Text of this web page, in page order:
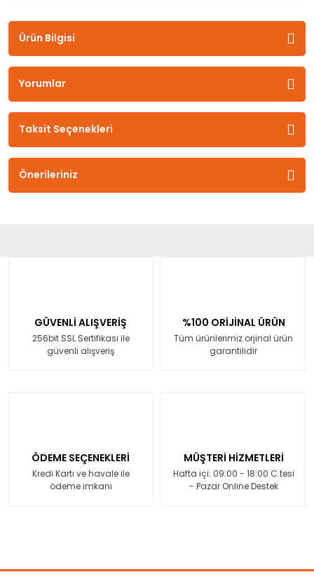
Ürün Bilgisi
Yorumlar
Taksit Seçenekleri
Önerileriniz
GÜVENLİ ALIŞVERİŞ
256bit SSL Sertifikası ile
güvenli alışveriş
%100 ORİJİNAL ÜRÜN
Tüm ürünlerimiz orjinal ürün
garantilidir
ÖDEME SEÇENEKLERİ
Kredi Kartı ve havale ile
ödeme imkanı
MÜŞTERİ HİZMETLERİ
Hafta içi: 09:00 - 18:00 C.tesi
- Pazar Online Destek